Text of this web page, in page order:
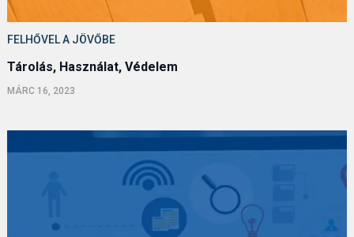
FELHŐVEL A JÖVŐBE
Tárolás, Használat, Védelem
MÁRC 16, 2023